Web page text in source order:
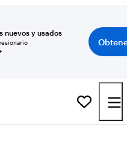
nuevos y usados